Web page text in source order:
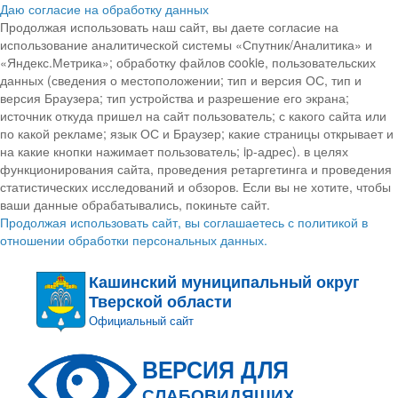
Даю согласие на обработку данных
Продолжая использовать наш сайт, вы даете согласие на
использование аналитической системы «Спутник/Аналитика» и
«Яндекс.Метрика»; обработку файлов cookie, пользовательских
данных (сведения о местоположении; тип и версия ОС, тип и
версия Браузера; тип устройства и разрешение его экрана;
источник откуда пришел на сайт пользователь; с какого сайта или
по какой рекламе; язык ОС и Браузер; какие страницы открывает и
на какие кнопки нажимает пользователь; ip-адрес). в целях
функционирования сайта, проведения ретаргетинга и проведения
статистических исследований и обзоров. Если вы не хотите, чтобы
ваши данные обрабатывались, покиньте сайт.
Продолжая использовать сайт, вы соглашаетесь с политикой в
отношении обработки персональных данных.